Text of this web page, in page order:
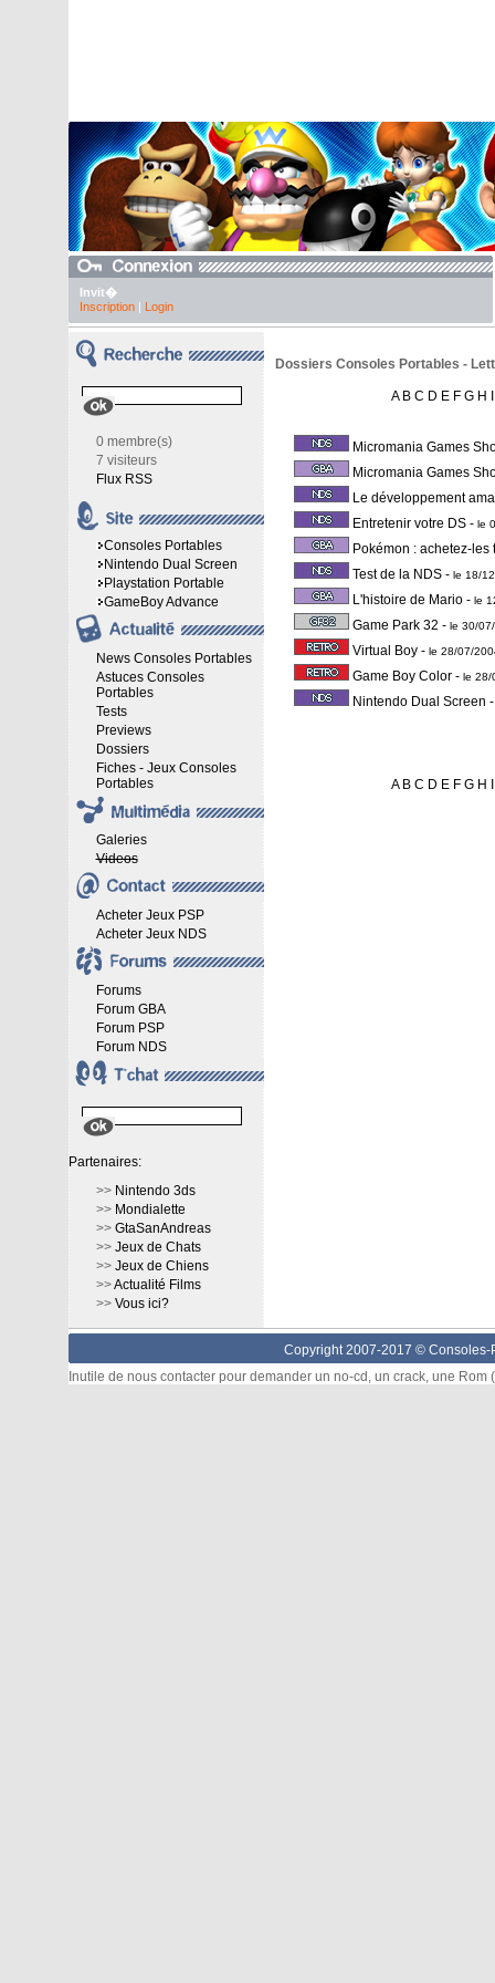
Invit�
Inscription| Login
0 membre(s)
7 visiteurs
Flux RSS
Consoles Portables
Nintendo Dual Screen
Playstation Portable
GameBoy Advance
News Consoles Portables
Astuces Consoles
Portables
Tests
Previews
Dossiers
Fiches - Jeux Consoles
Portables
Galeries
Videos
Acheter Jeux PSP
Acheter Jeux NDS
Forums
Forum GBA
Forum PSP
Forum NDS
Partenaires:
>> Nintendo 3ds
>> Mondialette
>> GtaSanAndreas
>> Jeux de Chats
>> Jeux de Chiens
>>Actualité Films
>> Vous ici?
Dossiers Consoles Portables -
A B C D E F G H
Micromania Games
Micromania Games
Le développement
Entretenir votre DS - le
Pokémon : achetez-les
Test de la NDS - le 18/
L'histoire de Mario - le
Game Park 32 - le 30/
Virtual Boy - le 28/07/
Game Boy Color - le 28/
Nintendo Dual Screen
A B C D E F G H
Copyright 2007-2017 © Consoles-
Inutile de nous contacter pour demander un no-cd, un crack, une